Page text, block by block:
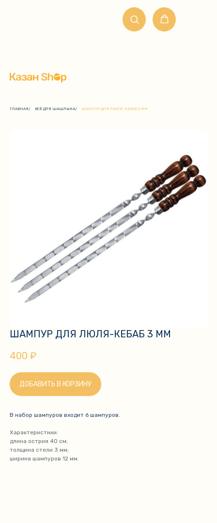
ГЛАВНАЯ/ ВСЁ ДЛЯ ШАШЛЫКА/ ШАМПУР ДЛЯ ЛЮЛЯ-КЕБАБ 3 ММ
ШАМПУР ДЛЯ ЛЮЛЯ-КЕБАБ 3 ММ
400 ₽
ДОБАВИТЬ В КОРЗИНУ
В набор шампуров входит 6 шампуров.
Характеристики:
длина острия 40 см;
толщина стели 3 мм;
ширина шампуров 12 мм.